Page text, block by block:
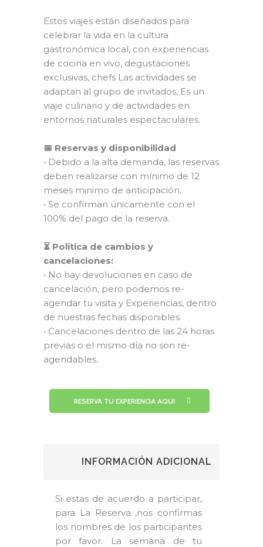
Estos viajes están diseñados para
celebrar la vida en la cultura
gastronómica local, con experiencias
de cocina en vivo, degustaciones
exclusivas, chefs Las actividades se
adaptan al grupo de invitados, Es un
viaje culinario y de actividades en
entornos naturales espectaculares.
📅 Reservas y disponibilidad
• Debido a la alta demanda, las reservas
deben realizarse con mínimo de 12
meses minimo de anticipación.
• Se confirman únicamente con el
100% del pago de la reserva.
⏳ Política de cambios y
cancelaciones:
• No hay devoluciones en caso de
cancelación, pero podemos re-
agendar tu visita y Experiencias, dentro
de nuestras fechas disponibles.
• Cancelaciones dentro de las 24 horas
previas o el mismo día no son re-
agendables.
RESERVA TU EXPERIENCIA AQUI
INFORMACIÓN ADICIONAL
Si estas de acuerdo a participar,
para La Reserva ,nos confirmas
los nombres de los participantes
por favor. La semana de tu